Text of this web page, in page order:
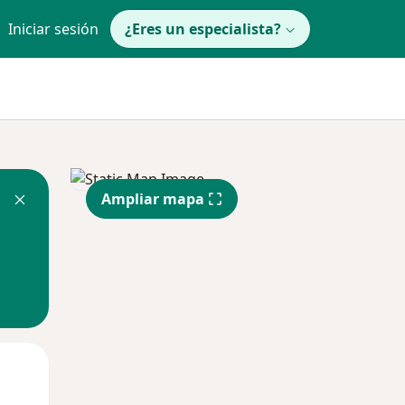
Iniciar sesión ¿Eres un especialista?
Ampliar mapa